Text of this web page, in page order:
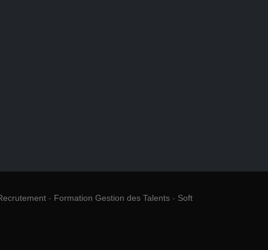
- Formation Gestion des Talents - Soft